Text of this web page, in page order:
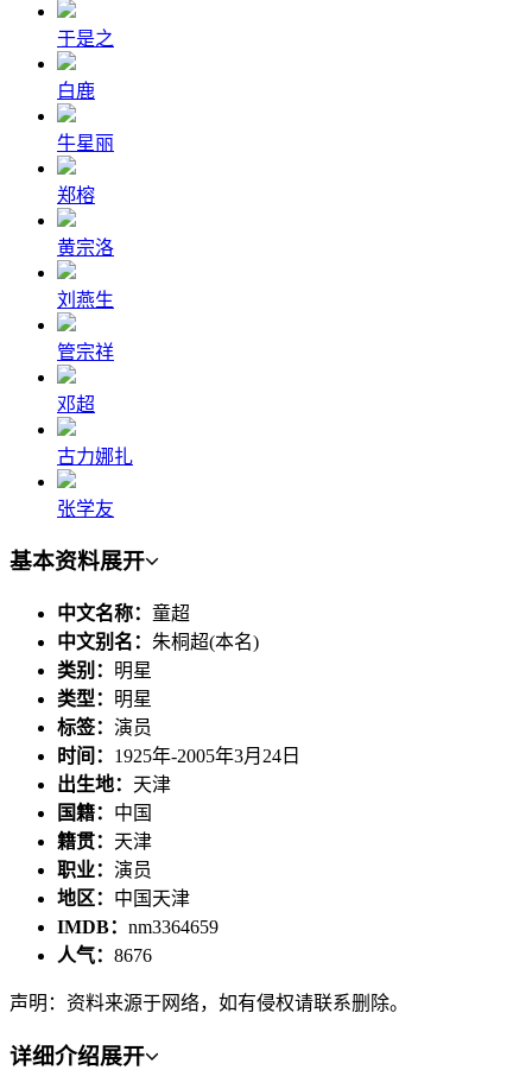
于是之
白鹿
牛星丽
郑榕
黄宗洛
刘燕生
管宗祥
邓超
古力娜扎
张学友
基本资料展开
中文名称： 童超
中文别名： 朱桐超(本名)
类别： 明星
类型： 明星
标签： 演员
时间： 1925年-2005年3月24日
出生地： 天津
国籍： 中国
籍贯： 天津
职业： 演员
地区： 中国天津
IMDB： nm3364659
人气： 8676
声明：资料来源于网络，如有侵权请联系删除。
详细介绍展开